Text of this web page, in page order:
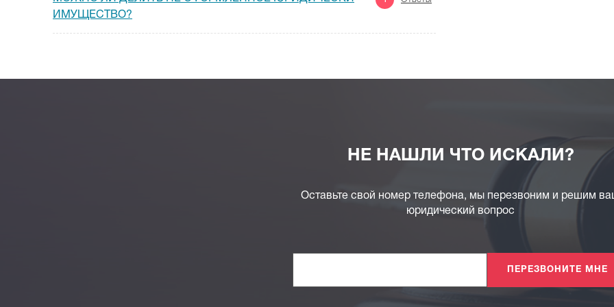
ИМУЩЕСТВО?
НЕ НАШЛИ ЧТО ИСКАЛИ?
Оставьте свой номер телефона, мы перезвоним и решим
юридический вопрос
ПЕРЕЗВОНИТЕ МНЕ